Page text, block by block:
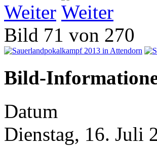
Weiter
Bild 71 von 270
Bild-
Datum
Dienstag, 16. Juli